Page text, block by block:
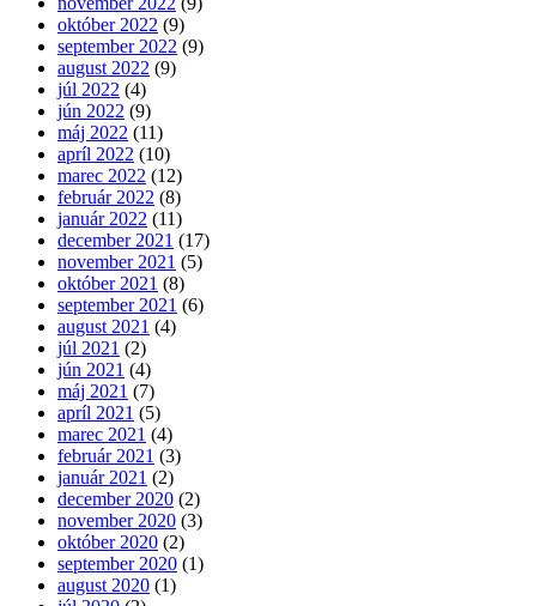
október 2022 (9)
september 2022 (9)
august 2022 (9)
júl 2022 (4)
jún 2022 (9)
máj 2022 (11)
apríl 2022 (10)
marec 2022 (12)
február 2022 (8)
január 2022 (11)
december 2021 (17)
november 2021 (5)
október 2021 (8)
september 2021 (6)
august 2021 (4)
júl 2021 (2)
jún 2021 (4)
máj 2021 (7)
apríl 2021 (5)
marec 2021 (4)
február 2021 (3)
január 2021 (2)
december 2020 (2)
november 2020 (3)
október 2020 (2)
september 2020 (1)
august 2020 (1)